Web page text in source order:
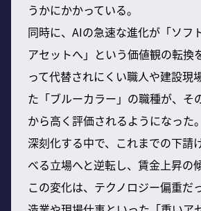
うかにかかっている。
同時に、AIの急速な進化が「ソフ
アセットへ」という価値観の転換
って代替されにくい職人や建設現
た「ブルーカラー」の職種が、そ
から高く評価されるようになった
深刻化する中で、これまでの下請
べる立場へと逆転し、賃金上昇の
この変化は、テクノロジー偏重だ